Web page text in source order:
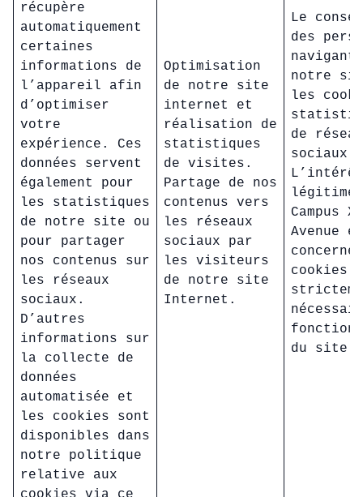
récupère
automatiquement
certaines
informations de
l’appareil afin
d’optimiser
votre
expérience. Ces
données servent
également pour
les statistiques
de notre site ou
pour partager
nos contenus sur
les réseaux
sociaux.
D’autres
informations sur
la collecte de
données
automatisée et
les cookies sont
disponibles dans
notre politique
relative aux
Optimisation
de notre site
internet et
réalisation de
statistiques
de visites.
Partage de nos
contenus vers
les réseaux
sociaux par
les visiteurs
de notre site
Internet.
Le
des
navigant
notre
les
de
sociaux.
L’intérêt
légitime
Campus
Avenue
cookies
du site.